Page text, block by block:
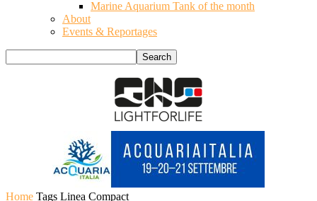
Marine Aquarium Tank of the month
About
Events & Reportages
Home Tags Linea Compact